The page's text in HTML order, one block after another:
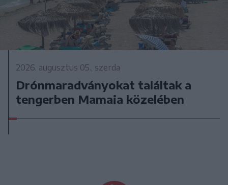
2026. augusztus 05., szerda
Drónmaradványokat találtak a
tengerben Mamaia közelében